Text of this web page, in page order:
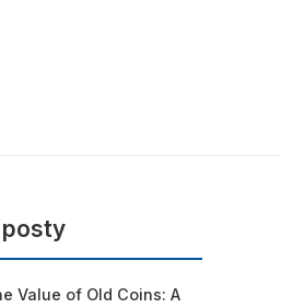
Value of Old Coins: A